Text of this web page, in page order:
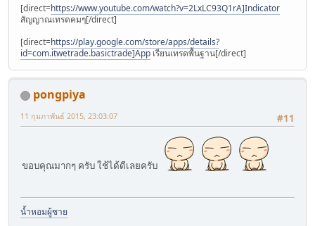
[direct=https://www.youtube.com/watch?v=2LxLC93Q1rA]Indicator
สัญญาณเทรดคมๆ[/direct]
[direct=https://play.google.com/store/apps/details?
id=com.itwetrade.basictrade]App เรียนเทรดพื้นฐาน[/direct]
pongpiya
#11
11 กุมภาพันธ์ 2015, 23:03:07
ขอบคุณมากๆ ครับ ใช้ได้ดีเลยครับ
น้ำหอมผู้ชาย